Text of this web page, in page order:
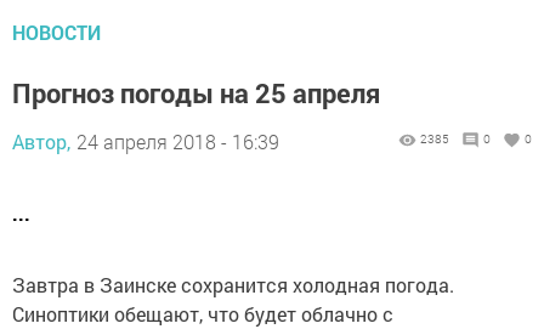
НОВОСТИ
Прогноз погоды на 25 апреля
Автор, 24 апреля 2018 - 16:39 2385 0 0
...
Завтра в Заинске сохранится холодная погода.
Синоптики обещают, что будет облачно с